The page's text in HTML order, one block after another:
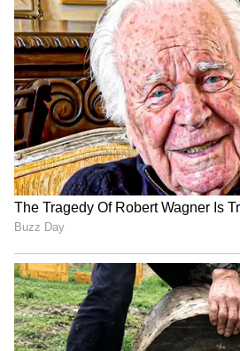
LATEST VIDEOS
"ರಾಜಕೀಯ ಬೇಡ, ಸಿನಿಮಾನೇ
ಕನಕೋತ್ಸವದಲ್ಲಿ ರಿಷಬ್ ಶೆಟ್ಟಿ |
Shetty speech | Suvarna
ಶೇ.50 ರಿಂದ ಶೇ.18 ಕ್ಕೆ TAX
ಟ್ರಂಪ್ ಐತಿಹಾಸಿಕ ಒಪ್ಪಂದ | India
Trade Deal | Party Rounds